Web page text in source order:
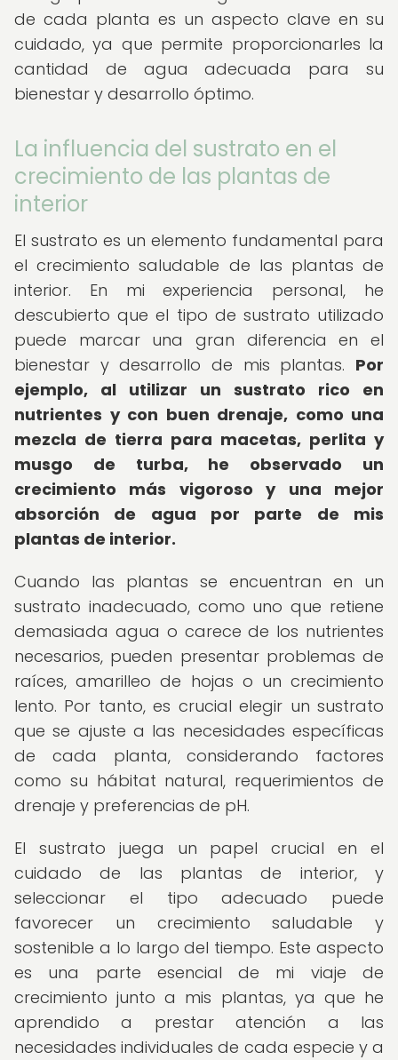
de cada planta es un aspecto clave en su
cuidado, ya que permite proporcionarles la
cantidad de agua adecuada para su
bienestar y desarrollo óptimo.
La influencia del sustrato en el
crecimiento de las plantas de
interior
El sustrato es un elemento fundamental para
el crecimiento saludable de las plantas de
interior. En mi experiencia personal, he
descubierto que el tipo de sustrato utilizado
puede marcar una gran diferencia en el
bienestar y desarrollo de mis plantas. Por
ejemplo, al utilizar un sustrato rico en
nutrientes y con buen drenaje, como una
mezcla de tierra para macetas, perlita y
musgo de turba, he observado un
crecimiento más vigoroso y una mejor
absorción de agua por parte de mis
plantas de interior.
Cuando las plantas se encuentran en un
sustrato inadecuado, como uno que retiene
demasiada agua o carece de los nutrientes
necesarios, pueden presentar problemas de
raíces, amarilleo de hojas o un crecimiento
lento. Por tanto, es crucial elegir un sustrato
que se ajuste a las necesidades específicas
de cada planta, considerando factores
como su hábitat natural, requerimientos de
drenaje y preferencias de pH.
El sustrato juega un papel crucial en el
cuidado de las plantas de interior, y
seleccionar el tipo adecuado puede
favorecer un crecimiento saludable y
sostenible a lo largo del tiempo. Este aspecto
es una parte esencial de mi viaje de
crecimiento junto a mis plantas, ya que he
aprendido a prestar atención a las
necesidades individuales de cada especie y a